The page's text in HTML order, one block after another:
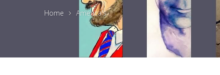
Home America's